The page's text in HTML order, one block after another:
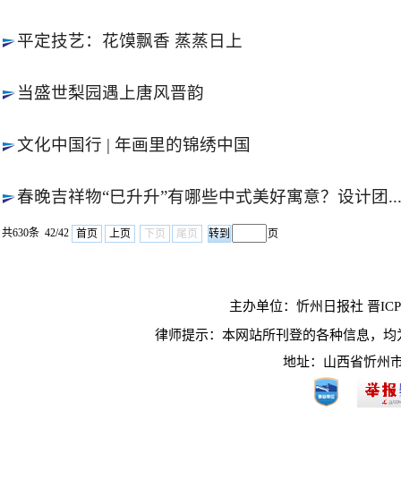
平定技艺：花馍飘香 蒸蒸日上
当盛世梨园遇上唐风晋韵
文化中国行 | 年画里的锦绣中国
春晚吉祥物“巳升升”有哪些中式美好寓意？设计团...
共630条 42/42 首页 上页 下页 尾页 页
主办单位：忻州日报社 晋
律师提示：本网站所刊登的各种信息，
地址：山西省忻州